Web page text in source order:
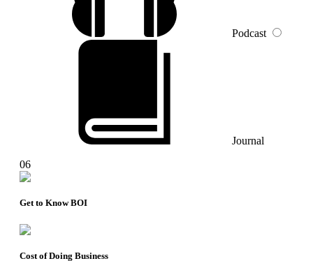
Podcast
Journal
06
Get to Know BOI
Cost of Doing Business